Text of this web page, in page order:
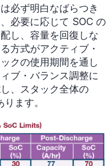
必ず明白なばらつき
必要に応じて SOC の
し、容量を回復しな
方式がアクティブ・
クの使用期間を通し
ブ・バランス調整に
、スタック全体の
ます。